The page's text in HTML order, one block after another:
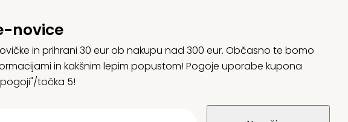
novice
in prihrani 30 eur ob nakupu nad 300 eur. Občasno te bomo
in kakšnim lepim popustom! Pogoje uporabe kupona
pogoji"/točka 5!